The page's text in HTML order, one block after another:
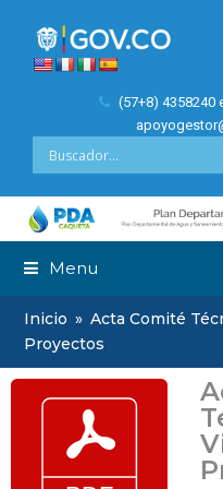
(57+8) 4358240
Menu
Inicio » Acta Comité
Proyectos